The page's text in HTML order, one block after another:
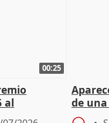
00:25
al
de
el año